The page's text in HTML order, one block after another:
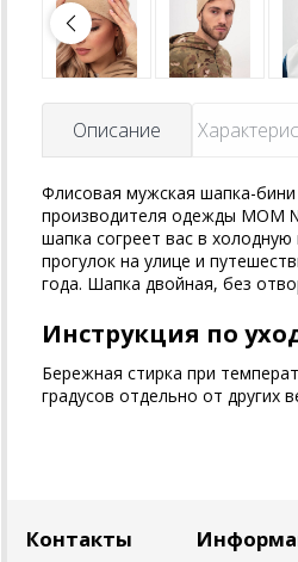
Описание
Флисовая мужская шапка-бини
производителя одежды MOM
шапка согреет вас в
прогулок на улице и
года. Шапка двойная, без
Инструкция по
Бережная стирка при
градусов отдельно от других
Контакты